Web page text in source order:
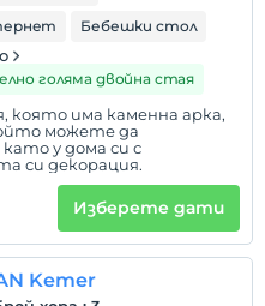
Бебешки стол
голяма двойна стая
има каменна арка,
можете да
у дома си с
си декорация.
Изберете дати
Kemer